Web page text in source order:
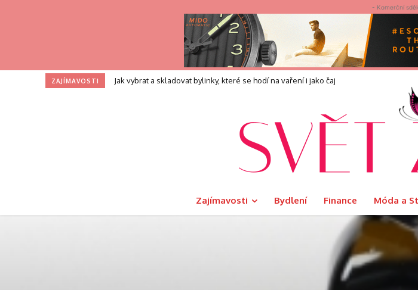
- Komerční
ZAJÍMAVOSTI Jak vybrat a skladovat bylinky, které se hodí na vaření i jako čaj
Zajímavosti Bydlení Finance Móda a